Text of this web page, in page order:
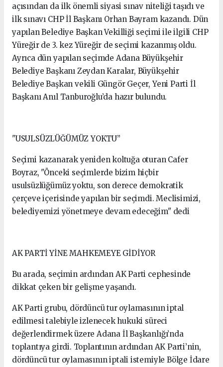
açısından da ilk önemli siyasi sınav niteliği taşıdı ve
ilk sınavı CHP İl Başkanı Orhan Bayram kazandı. Dün
yapılan Belediye Başkan Vekilliği seçimi ile ilgili CHP
Yüreğir de 3. kez Yüreğir de seçimi kazanmış oldu.
Ayrıca dün yapılan seçimde Adana Büyükşehir
Belediye Başkanı Zeydan Karalar, Büyükşehir
Belediye Başkan vekili Güngör Geçer, Yeni Parti İl
Başkanı Anıl Tanburoğlu’da hazır bulundu.
"USULSÜZLÜĞÜMÜZ YOKTU”
Seçimi kazanarak yeniden koltuğa oturan Cafer
Boyraz, "Önceki seçimlerde bizim hiçbir
usulsüzlüğümüz yoktu, son derece demokratik
çerçeve içerisinde yapılan bir seçimdi. Meclisimizi,
belediyemizi yönetmeye devam edeceğim" dedi
AK PARTİ YİNE MAHKEMEYE GİDİYOR
Bu arada, seçimin ardından AK Parti cephesinde
dikkat çeken bir gelişme yaşandı.
AK Parti grubu, dördüncü tur oylamasının iptal
edilmesi talebiyle izlenecek hukuki süreci
değerlendirmek üzere Adana İl Başkanlığı’nda
toplantıya girdi. Toplantının ardından AK Parti’nin,
dördüncü tur oylamasının iptali istemiyle Bölge İdare